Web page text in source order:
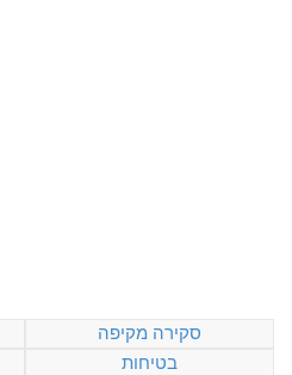
סקירה מקיפה
בטיחות